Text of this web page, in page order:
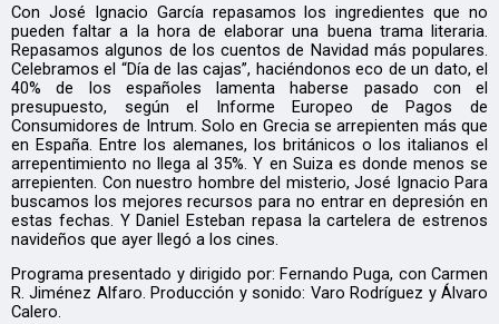
Con José Ignacio García repasamos los ingredientes que no
pueden faltar a la hora de elaborar una buena trama literaria.
Repasamos algunos de los cuentos de Navidad más populares.
Celebramos el “Día de las cajas”, haciéndonos eco de un dato, el
40% de los españoles lamenta haberse pasado con el
presupuesto, según el Informe Europeo de Pagos de
Consumidores de Intrum. Solo en Grecia se arrepienten más que
en España. Entre los alemanes, los británicos o los italianos el
arrepentimiento no llega al 35%. Y en Suiza es donde menos se
arrepienten. Con nuestro hombre del misterio, José Ignacio Para
buscamos los mejores recursos para no entrar en depresión en
estas fechas. Y Daniel Esteban repasa la cartelera de estrenos
navideños que ayer llegó a los cines.
Programa presentado y dirigido por: Fernando Puga, con Carmen
R. Jiménez Alfaro. Producción y sonido: Varo Rodríguez y Álvaro
Calero.